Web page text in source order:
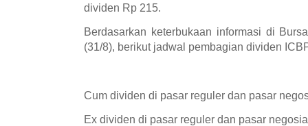
dividen Rp 215.
Berdasarkan keterbukaan informasi di
(31/8), berikut jadwal pembagian dividen
Cum dividen di pasar reguler dan pasar
Ex dividen di pasar reguler dan pasar